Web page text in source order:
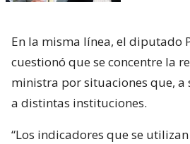
En la misma línea, el diputado
cuestionó que se concentre la
ministra por situaciones que,
a distintas instituciones.
“Los indicadores que se